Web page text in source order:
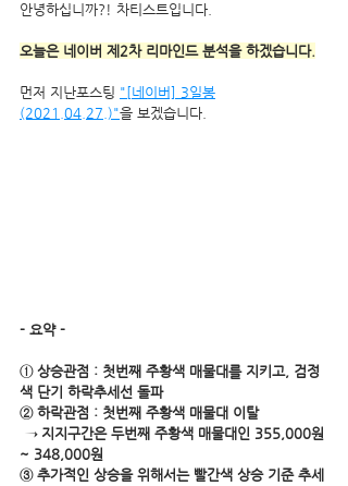
안녕하십니까?! 차티스트입니다.
오늘은 네이버 제2차 리마인드 분석을 하겠습니다.
먼저 지난포스팅 "[네이버] 3일봉
(2021.04.27.)"을 보겠습니다.
- 요약 -
① 상승관점 : 첫번째 주황색 매물대를 지키고, 검정
색 단기 하락추세선 돌파
② 하락관점 : 첫번째 주황색 매물대 이탈
~ 348,000원
③ 추가적인 상승을 위해서는 빨간색 상승 기준 추세